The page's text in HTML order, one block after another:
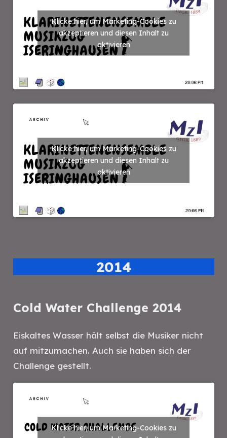
Klicke hier, um Marketing-Cookies zu
akzeptieren und diesen Inhalt zu
aktivieren
Klicke hier, um Marketing-Cookies zu
akzeptieren und diesen Inhalt zu
aktivieren
2014
Klicke hier, um Marketing-Cookies zu
Cold Water Challenge 2014
Eiskaltes Wasser hält selbst die Musiker nicht
auf mitzumachen. Auch sie haben sich der
Challenge gestellt.